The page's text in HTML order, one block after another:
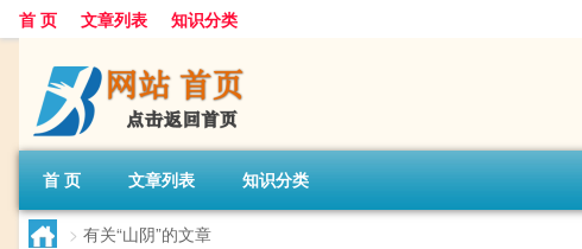
首 页 文章列表 知识分类
首 页 文章列表 知识分类
> 有关“山阴”的文章